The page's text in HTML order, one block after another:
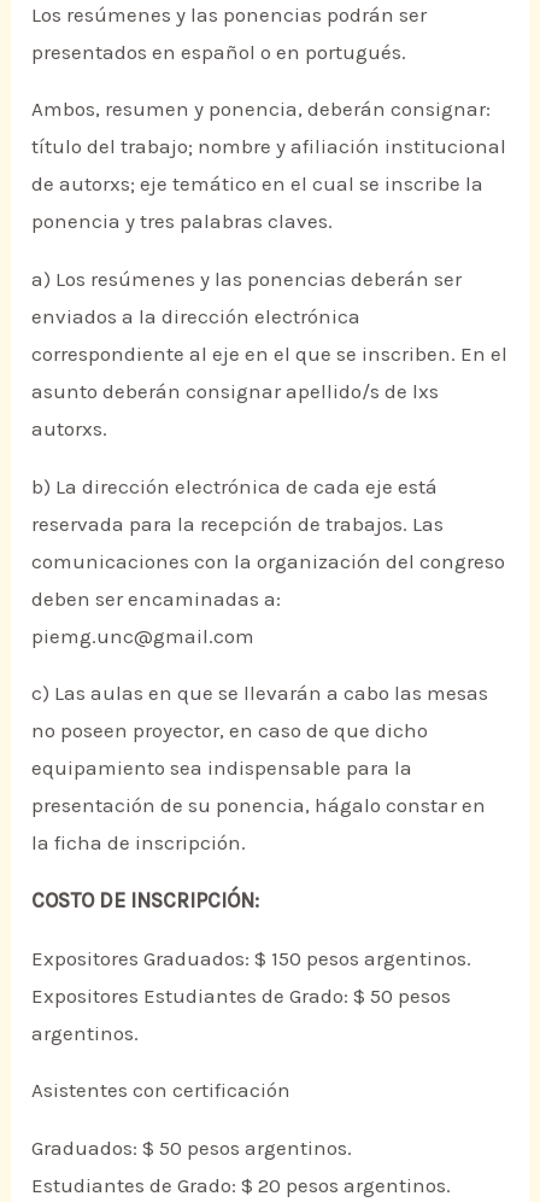
Los resúmenes y las ponencias podrán ser
presentados en español o en portugués.
Ambos, resumen y ponencia, deberán consignar:
título del trabajo; nombre y afiliación institucional
de autorxs; eje temático en el cual se inscribe la
ponencia y tres palabras claves.
a) Los resúmenes y las ponencias deberán ser
enviados a la dirección electrónica
correspondiente al eje en el que se inscriben. En el
asunto deberán consignar apellido/s de lxs
autorxs.
b) La dirección electrónica de cada eje está
reservada para la recepción de trabajos. Las
comunicaciones con la organización del congreso
deben ser encaminadas a:
piemg.unc@gmail.com
c) Las aulas en que se llevarán a cabo las mesas
no poseen proyector, en caso de que dicho
equipamiento sea indispensable para la
presentación de su ponencia, hágalo constar en
la ficha de inscripción.
COSTO DE INSCRIPCIÓN:
Expositores Graduados: $ 150 pesos argentinos.
Expositores Estudiantes de Grado: $ 50 pesos
argentinos.
Asistentes con certificación
Graduados: $ 50 pesos argentinos.
Estudiantes de Grado: $ 20 pesos argentinos.